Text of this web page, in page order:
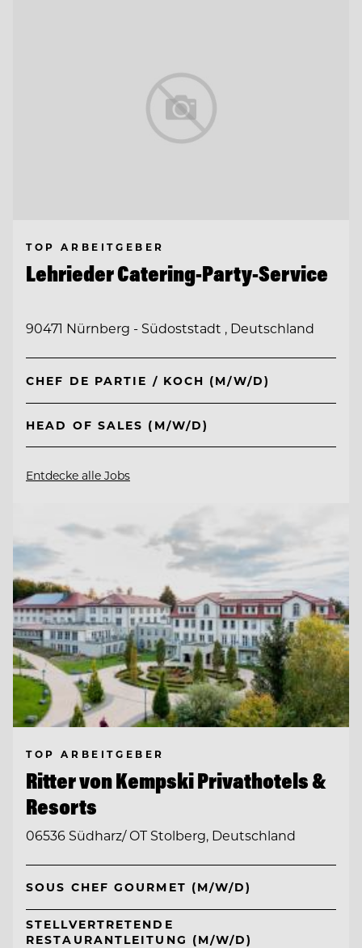
TOP ARBEITGEBER
Lehrieder Catering-Party-Service
90471 Nürnberg - Südoststadt , Deutschland
CHEF DE PARTIE / KOCH (M/W/D)
HEAD OF SALES (M/W/D)
Entdecke alle Jobs
TOP ARBEITGEBER
Ritter von Kempski Privathotels &
Resorts
06536 Südharz/ OT Stolberg, Deutschland
SOUS CHEF GOURMET (M/W/D)
STELLVERTRETENDE
RESTAURANTLEITUNG (M/W/D)